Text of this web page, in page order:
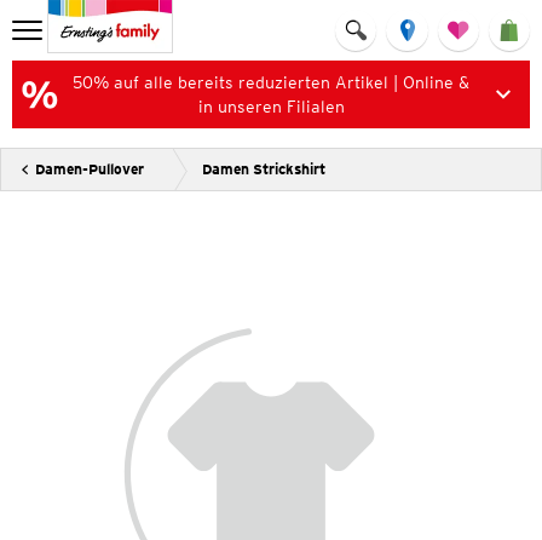
50% auf alle bereits reduzierten Artikel | Online &
in unseren Filialen
Damen-Pullover Damen Strickshirt